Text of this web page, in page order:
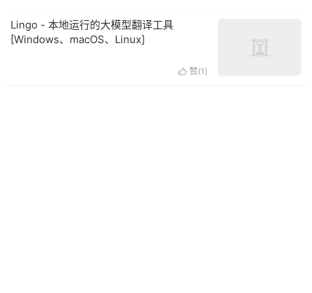
Lingo - 本地运行的大模型翻译工具
[Windows、macOS、Linux]
 赞(1 )